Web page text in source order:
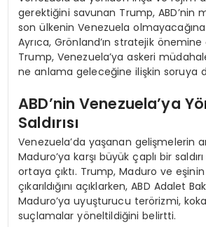
gerektiğini savunan Trump, ABD’nin
son ülkenin Venezuela
Ayrıca, Grönland’ın stratejik
Trump, Venezuela’ya askeri
ne anlama geleceğine ilişkin soruya
ABD’nin Venezuela’ya
Saldırısı
Venezuela’da yaşanan gelişmelerin
Maduro’ya karşı büyük çaplı bir
ortaya çıktı. Trump, Maduro ve eşinin
çıkarıldığını açıklarken, ABD Adalet
Maduro’ya uyuşturucu terörizmi,
suçlamalar yöneltildiğini belirtti.